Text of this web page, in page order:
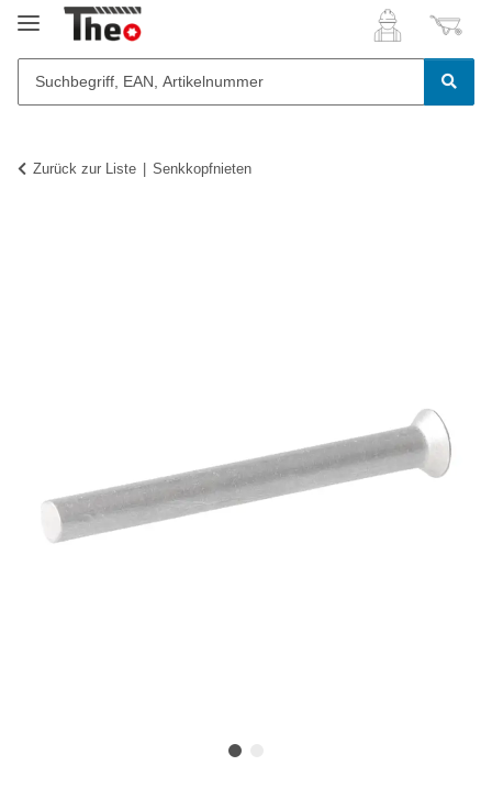
Zurück zur Liste Senkkopfnieten